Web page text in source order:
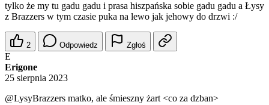
tylko że my tu gadu gadu i prasa hiszpańska sobie gadu gadu a Łysy
z Brazzers w tym czasie puka na lewo jak jehowy do drzwi :/
2 Odpowiedz Zgłoś
E
Erigone
25 sierpnia 2023
@LysyBrazzers matko, ale śmieszny żart <co za dzban>